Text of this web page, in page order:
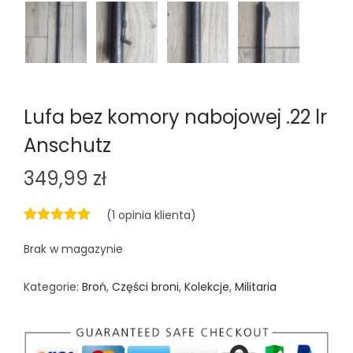
Lufa bez komory nabojowej .22 lr
Anschutz
349,99 zł
(1 opinia klienta)
Brak w magazynie
Kategorie: Broń, Części broni, Kolekcje, Militaria